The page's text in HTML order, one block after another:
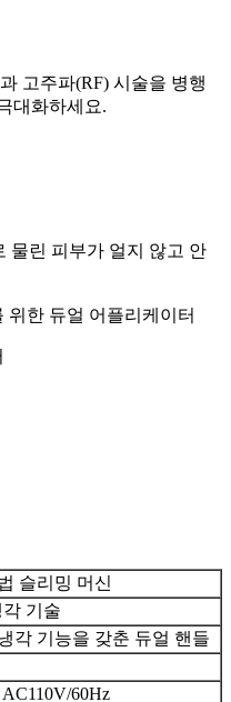
고주파(RF) 시술을 병행
대화하세요.
물린 피부가 얼지 않고 안
위한 듀얼 어플리케이터
슬리밍 머신
각 기술
각 기능을 갖춘 듀얼 핸들
60Hz